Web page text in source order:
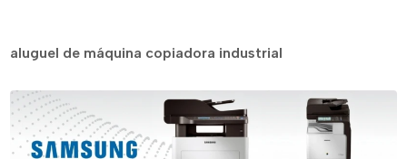
aluguel de máquina copiadora industrial